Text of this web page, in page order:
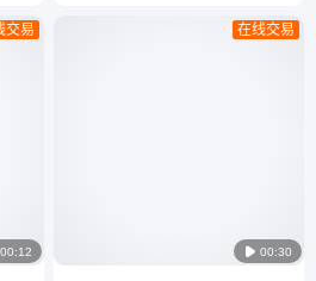
00:12
交易
 00:30
在线交易